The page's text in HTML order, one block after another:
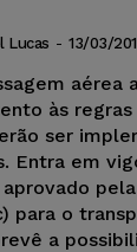
Lucas - 13/03/
aérea
às
ser
Entra em
para o
a